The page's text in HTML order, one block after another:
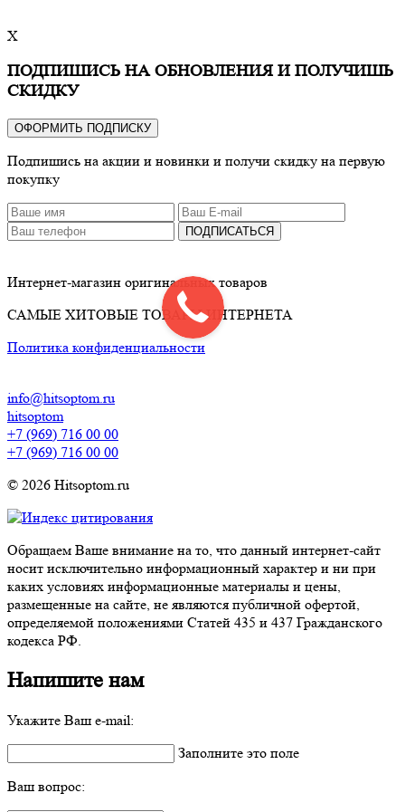
X
ПОДПИШИСЬ НА ОБНОВЛЕНИЯ И ПОЛУЧИШЬ
СКИДКУ
ОФОРМИТЬ ПОДПИСКУ
Подпишись на акции и новинки и получи скидку на первую
покупку
ПОДПИСАТЬСЯ
Интернет-магазин оригинальных товаров
САМЫЕ ХИТОВЫЕ ТОВАРЫ ИНТЕРНЕТА
Политика конфиденциальности
info@hitsoptom.ru
hitsoptom
+7 (969) 716 00 00
+7 (969) 716 00 00
© 2026 Hitsoptom.ru
Обращаем Ваше внимание на то, что данный интернет-сайт
носит исключительно информационный характер и ни при
каких условиях информационные материалы и цены,
размещенные на сайте, не являются публичной офертой,
определяемой положениями Статей 435 и 437 Гражданского
кодекса РФ.
Напишите нам
Укажите Ваш e-mail:
Заполните это поле
Ваш вопрос: